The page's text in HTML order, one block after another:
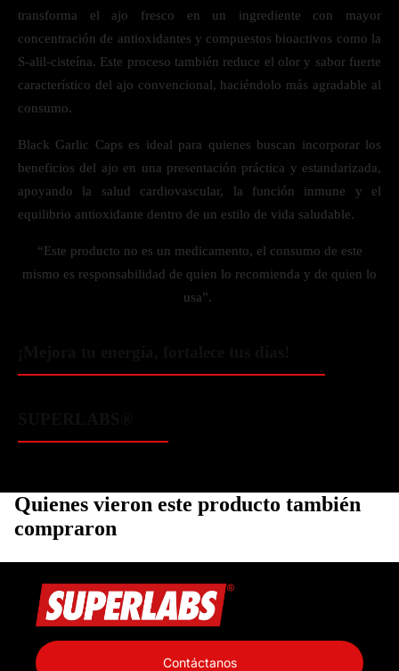
transforma el ajo fresco en un ingrediente con mayor
concentración de antioxidantes y compuestos bioactivos como la
S-alil-cisteína. Este proceso también reduce el olor y sabor fuerte
característico del ajo convencional, haciéndolo más agradable al
consumo.
Black Garlic Caps es ideal para quienes buscan incorporar los
beneficios del ajo en una presentación práctica y estandarizada,
apoyando la salud cardiovascular, la función inmune y el
equilibrio antioxidante dentro de un estilo de vida saludable.
“Este producto no es un medicamento, el consumo de este
mismo es responsabilidad de quien lo recomienda y de quien lo
usa”.
Quienes vieron este producto también
compraron
Contáctanos
Información de contacto